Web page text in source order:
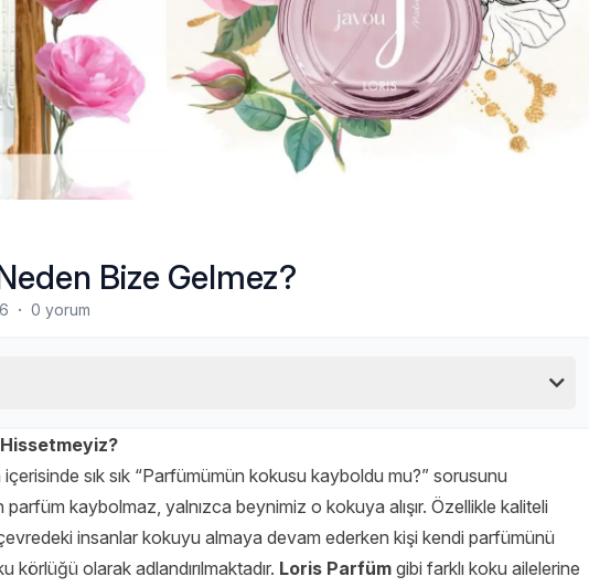
Bize Gelmez?
· 0 yorum
sık sık “Parfümümün kokusu kayboldu mu?” sorusunu
kaybolmaz, yalnızca beynimiz o kokuya alışır. Özellikle kaliteli
insanlar kokuyu almaya devam ederken kişi kendi parfümünü
körlüğü olarak adlandırılmaktadır. Loris Parfüm gibi farklı koku ailelerine